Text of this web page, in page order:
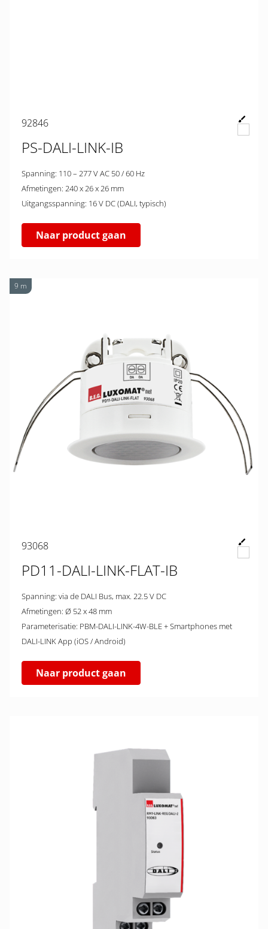
92846
PS-DALI-LINK-IB
Spanning: 110 – 277 V AC 50 / 60 Hz
Afmetingen: 240 x 26 x 26 mm
Uitgangsspanning: 16 V DC (DALI, typisch)
Naar product gaan
9 m
93068
PD11-DALI-LINK-FLAT-IB
Spanning: via de DALI Bus, max. 22.5 V DC
Afmetingen: Ø 52 x 48 mm
Parameterisatie: PBM-DALI-LINK-4W-BLE + Smartphones met
DALI-LINK App (iOS / Android)
Naar product gaan